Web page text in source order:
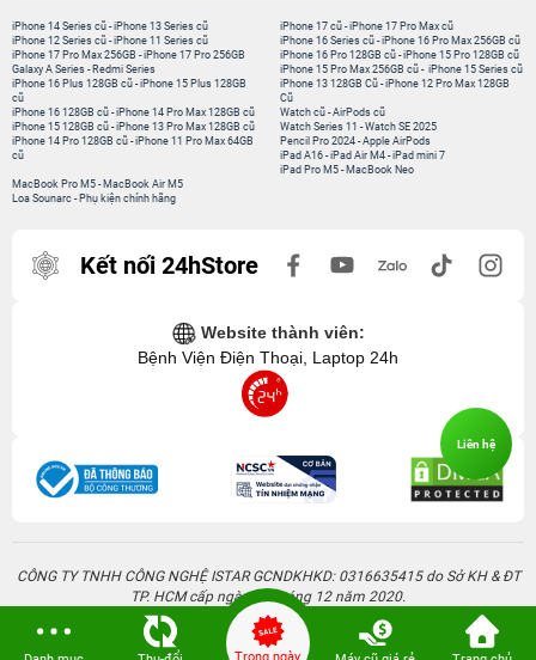
iPhone 14 Series cũ -iPhone 13 Series cũ
iPhone 12 Series cũ -iPhone 11 Series cũ
iPhone 17 Pro Max 256GB -iPhone 17 Pro 256GB
Galaxy A Series - Redmi Series
iPhone 17 cũ -iPhone 17 Pro Max cũ
iPhone 16 Series cũ - iPhone 16 Pro Max 256GB cũ
iPhone 16 Pro 128GB cũ -iPhone 15 Pro 128GB cũ
iPhone 15 Pro Max 256GB cũ - iPhone 15 Series cũ
iPhone 16 Plus 128GB cũ -iPhone 15 Plus 128GB
cũ
iPhone 16 128GB cũ -iPhone 14 Pro Max 128GB cũ
iPhone 15 128GB cũ -iPhone 13 Pro Max 128GB cũ
iPhone 14 Pro 128GB cũ -iPhone 11 Pro Max 64GB
cũ
iPhone 13 128GB Cũ -iPhone 12 Pro Max 128GB
Cũ
Watch cũ -AirPods cũ
Watch Series 11 -Watch SE 2025
Pencil Pro 2024 -Apple AirPods
iPad A16 -iPad Air M4 -iPad mini 7
iPad Pro M5 - MacBook Neo
MacBook Pro M5 - MacBook Air M5
Loa Sounarc - Phụ kiện chính hãng
Kết nối 24hStore
Website thành viên:
Bệnh Viện Điện Thoại, Laptop 24h
CÔNG TY TNHH CÔNG NGHỆ ISTAR GCNDKHKD: 0316635415 do Sở KH & ĐT
TP. HCM cấp ngày 11 tháng 12 năm 2020.
Người Đại Diện: Hồ Tác Thành. Địa chỉ: 389 Quang Trung, Gò Vấp, Hồ Chí Minh.
Liên hệ